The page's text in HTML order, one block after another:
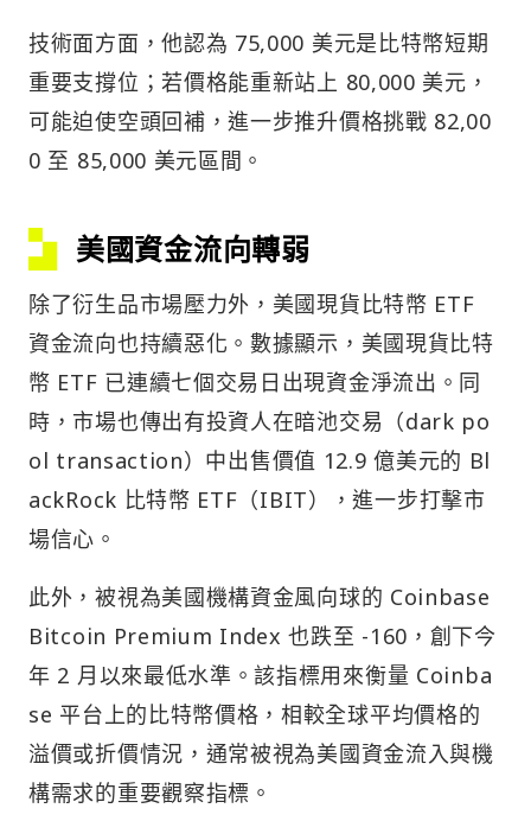
技術面方面，他認為 75,000 美元是比特幣短期
重要支撐位；若價格能重新站上 80,000 美元，
可能迫使空頭回補，進一步推升價格挑戰 82,00
0 至 85,000 美元區間。
美國資金流向轉弱
除了衍生品市場壓力外，美國現貨比特幣 ETF
資金流向也持續惡化。數據顯示，美國現貨比特
幣 ETF 已連續七個交易日出現資金淨流出。同
時，市場也傳出有投資人在暗池交易（dark po
ol transaction）中出售價值 12.9 億美元的 Bl
ackRock 比特幣 ETF（IBIT），進一步打擊市
場信心。
此外，被視為美國機構資金風向球的 Coinbase
Bitcoin Premium Index 也跌至 -160，創下今
年 2 月以來最低水準。該指標用來衡量 Coinba
se 平台上的比特幣價格，相較全球平均價格的
溢價或折價情況，通常被視為美國資金流入與機
構需求的重要觀察指標。